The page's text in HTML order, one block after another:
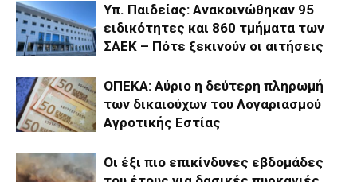
Υπ. Παιδείας: Ανακοινώθηκαν 95
ειδικότητες και 860 τμήματα των
ΣΑΕΚ – Πότε ξεκινούν οι αιτήσεις
ΟΠΕΚΑ: Αύριο η δεύτερη πληρωμή
των δικαιούχων του Λογαριασμού
Αγροτικής Εστίας
Οι έξι πιο επικίνδυνες εβδομάδες